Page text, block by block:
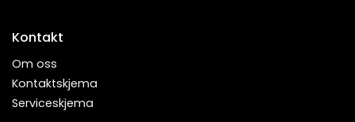
Kontakt
Om oss
Kontaktskjema
Serviceskjema